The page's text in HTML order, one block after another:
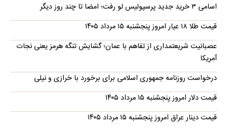
اسامی ۳ خرید جدید پرسپولیس لو رفت؛ امضا تا چند روز دیگر
قیمت طلا ۱۸ عیار امروز پنجشنبه ۱۵ مرداد ۱۴۰۵
عصبانیت شریعتمداری از تفاهم با عمان؛ گشایش تنگه هرمز یعنی نجات
آمریکا
درخواست روزنامه جمهوری اسلامی برای برخورد با خرازی و نیلی
قیمت دلار امروز پنجشنبه ۱۵ مرداد ۱۴۰۵
قیمت دینار عراق امروز پنجشنبه ۱۵ مرداد ۱۴۰۵